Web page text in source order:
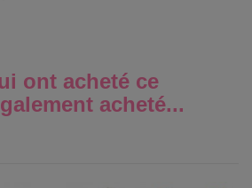
ont acheté ce
acheté...